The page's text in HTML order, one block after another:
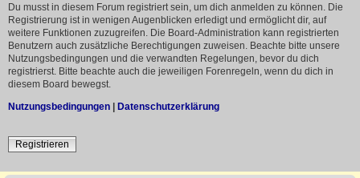
Du musst in diesem Forum registriert sein, um dich anmelden zu können. Die
Registrierung ist in wenigen Augenblicken erledigt und ermöglicht dir, auf
weitere Funktionen zuzugreifen. Die Board-Administration kann registrierten
Benutzern auch zusätzliche Berechtigungen zuweisen. Beachte bitte unsere
Nutzungsbedingungen und die verwandten Regelungen, bevor du dich
registrierst. Bitte beachte auch die jeweiligen Forenregeln, wenn du dich in
diesem Board bewegst.
Nutzungsbedingungen | Datenschutzerklärung
Registrieren